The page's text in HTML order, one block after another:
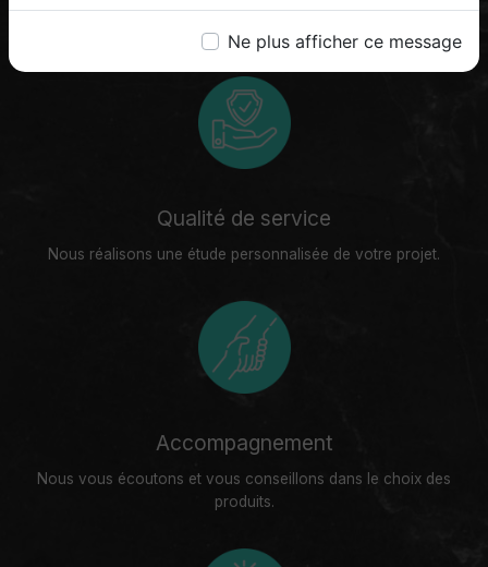
Ne plus afficher ce message
de vos travaux.
Qualité de service
Nous réalisons une étude personnalisée de votre projet.
Accompagnement
Nous vous écoutons et vous conseillons dans le choix des
produits.